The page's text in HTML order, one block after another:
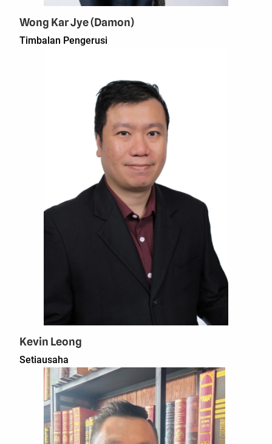
Wong Kar Jye (Damon)
Timbalan Pengerusi
Kevin Leong
Setiausaha